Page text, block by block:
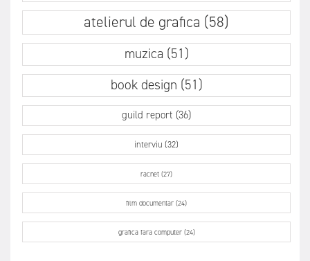
atelierul de grafica (58)
muzica (51)
book design (51)
guild report (36)
interviu (32)
racnet (27)
film documentar (24)
grafica fara computer (24)